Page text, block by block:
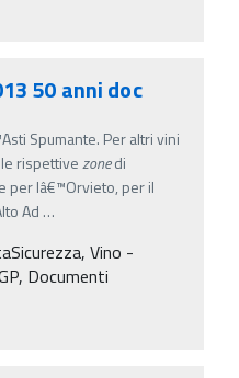
50 anni doc
Spumante. Per altri vini
rispettivezonedi
per lâ€™Orvieto, per il
Ad …
Vino -
Documenti